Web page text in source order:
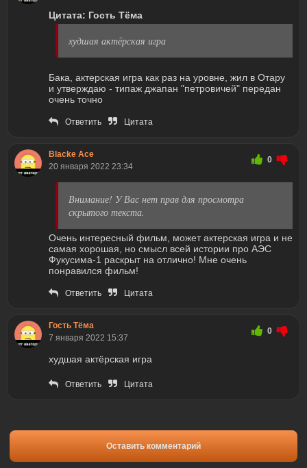
Цитата: Гость Тёма
худшая актёрская игра
Бака, актерская игра как раз на уровне, жил в Отару
и утверждаю - типаж джапан "петровичей" передан
очень точно
Ответить Цитата
Blacke Ace
20 января 2022 23:34
0
Внимание! У Вас нет прав для просмотра
скрытого текста.
Очень интересный фильм, может актерская игра и не
самая хорошая, но смысл всей истории про АЭС
Фукусима-1 раскрыт на отлично! Мне очень
понравился фильм!
Ответить Цитата
Гость Тёма
7 января 2022 15:37
0
худшая актёрская игра
Ответить Цитата
Оставить комментарий